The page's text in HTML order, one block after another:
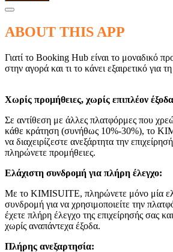
ABOUT THIS APP
Γιατί το Booking Hub είναι το μοναδικό
στην αγορά και τι το κάνει εξαιρετικό για
Χωρίς προμήθειες, χωρίς επιπλέον
Σε αντίθεση με άλλες πλατφόρμες που
κάθε κράτηση (συνήθως 10%-30%), το
να διαχειρίζεστε ανεξάρτητα την
πληρώνετε προμήθειες.
Ελάχιστη συνδρομή για πλήρη έλεγχο:
Με το KIMISUITE, πληρώνετε μόνο μία
συνδρομή για να χρησιμοποιείτε την
έχετε πλήρη έλεγχο της επιχείρησής σας
χωρίς αναπάντεχα έξοδα.
Πλήρης ανεξαρτησία: